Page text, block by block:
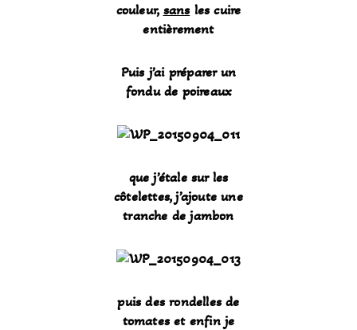
couleur, sansles cuire
entièrement
Puis j’ai préparer un
fondu de poireaux
que j’étale sur les
côtelettes, j’ajoute une
tranche de jambon
puis des rondelles de
tomates et enfin je